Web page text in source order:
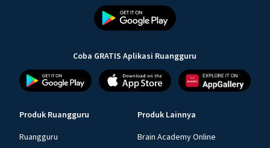
Coba GRATIS Aplikasi Ruangguru
Produk Ruangguru
Ruangguru
Produk Lainnya
Brain Academy Online